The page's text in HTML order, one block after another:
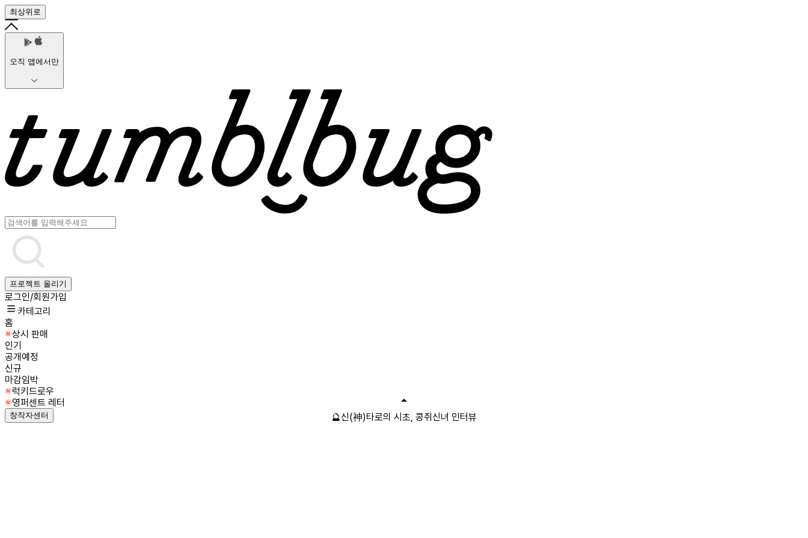
최상위로
오직 앱에서만
프로젝트 올리기
로그인/회원가입
카테고리
홈
상시 판매
인기
공개예정
신규
마감임박
럭키드로우
영퍼센트 레터
창작자센터 🔮신(神)타로의 시초, 콩쥐신녀 인터뷰